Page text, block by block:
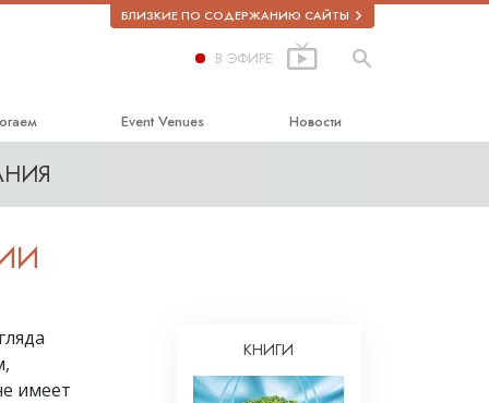
БЛИЗКИЕ ПО СОДЕРЖАНИЮ САЙТЫ
В ЭФИРЕ
за права человека
Event Venues Новости
имеет
КНИГИ